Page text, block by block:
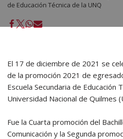
de Educación Técnica de la UNQ
El 17 de diciembre de 2021 se
de la promoción 2021 de
Escuela Secundaria de Educación
Universidad Nacional de Quilmes
Fue la Cuarta promoción del
Comunicación y la Segunda